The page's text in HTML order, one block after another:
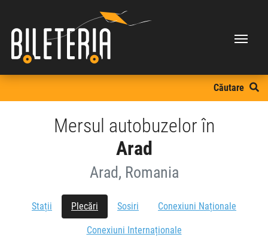
Căutare
Mersul autobuzelor în
Arad
Arad, Romania
Stații Plecări Sosiri Conexiuni Naționale
Conexiuni Internaționale